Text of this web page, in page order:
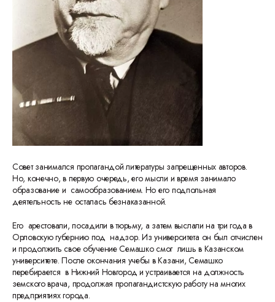
Совет занимался пропагандой литературы запрещенных авторов.
Но, конечно, в первую очередь, его мысли и время занимало
образование и самообразованием. Но его подпольная
деятельность не осталась безнаказанной.
Его арестовали, посадили в тюрьму, а затем выслали на три года в
Орловскую губернию под надзор. Из университета он был отчислен
и продолжить свое обучение Семашко смог лишь в Казанском
университете. После окончания учебы в Казани, Семашко
перебирается в Нижний Новгород и устраивается на должность
земского врача, продолжая пропагандистскую работу на многих
предприятиях города.